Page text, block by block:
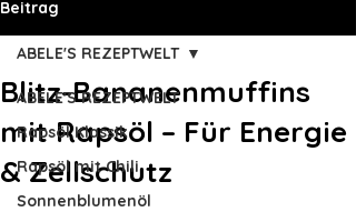
Beitrag
ABELE'S REZEPTWELT
Rapsöl Klassik
Rapsöl mit Chili
Sonnenblumenöl
ABELE'S REZEPTWELT
Blitz-Bananenmuffins
mit Rapsöl – Für Energie
& Zellschutz